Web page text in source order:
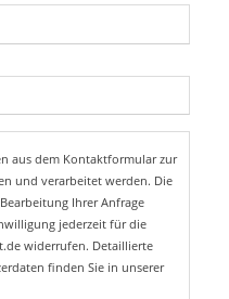
aus dem Kontaktformular zur
und verarbeitet werden. Die
Ihrer Anfrage
jederzeit für die
widerrufen. Detaillierte
finden Sie in unserer